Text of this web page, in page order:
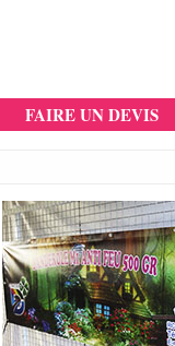
FAIRE UN DEVIS